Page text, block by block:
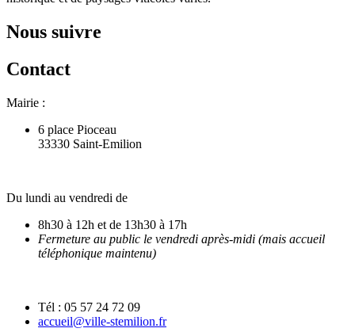
Nous suivre
Contact
Mairie :
6 place Pioceau
33330 Saint-Emilion
Du lundi au vendredi de
8h30 à 12h et de 13h30 à 17h
Fermeture au public le vendredi après-midi (mais accueil
téléphonique maintenu)
Tél : 05 57 24 72 09
accueil@ville-stemilion.fr